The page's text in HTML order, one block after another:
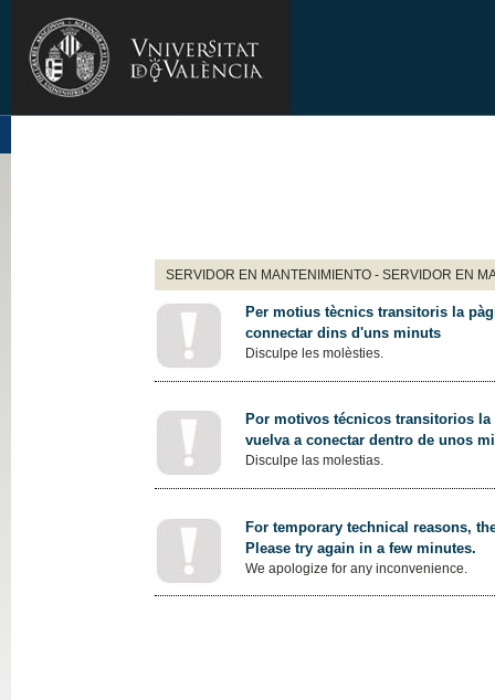
SERVIDOR EN MANTENIMIENTO - SERVIDOR EN
Per motius tècnics transitoris la
connectar dins d'uns minuts
Disculpe les molèsties.
Por motivos técnicos transitorios
vuelva a conectar dentro de unos
Disculpe las molestias.
For temporary technical reasons,
Please try again in a few minutes.
We apologize for any inconvenience.